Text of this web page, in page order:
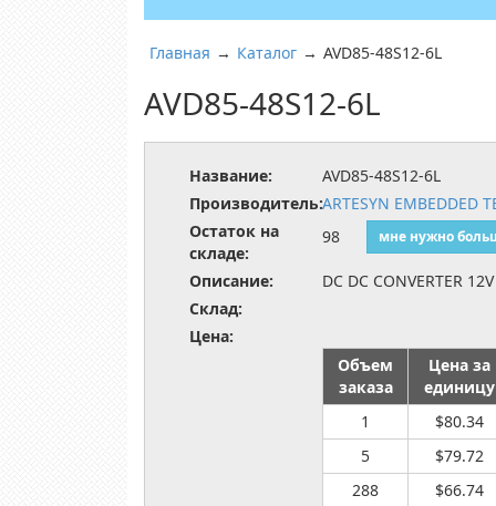
Главная → Каталог → AVD85-48S12-6L
AVD85-48S12-6L
Название:
AVD85-48S12-6L
Производитель:ARTESYN EMBEDDED
Остаток на
складе:
98 мне нужно
Описание:
DC DC CONVERTER
Склад:
Цена:
Объем
заказа
Цена за
единицу
1
$80.34
5
$79.72
288
$66.74